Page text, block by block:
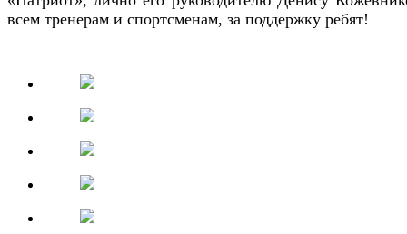
всем тренерам и спортсменам, за поддержку ребят!